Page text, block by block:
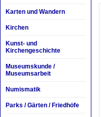
Karten und Wandern
Kirchen
Kunst- und
Kirchengeschichte
Museumskunde /
Museumsarbeit
Numismatik
Parks / Gärten / Friedhöfe